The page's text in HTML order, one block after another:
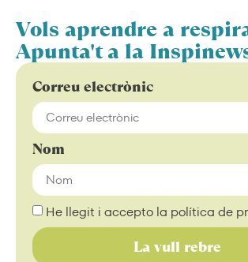
Vols aprendre a
Apunta't a la
Correu electrònic
Nom
He llegit i accepto la política de
La vull rebre